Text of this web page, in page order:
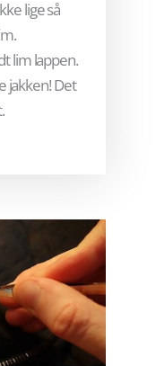
lige så
lim lappen.
jakken! Det